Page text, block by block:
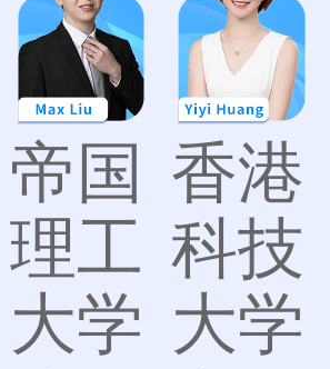
帝国
理工
大学
香港
科技
大学